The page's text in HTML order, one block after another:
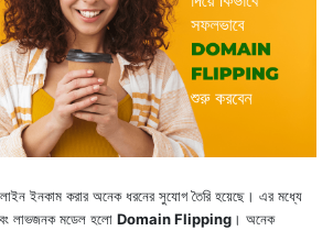
ইনকাম করার অনেক ধরনের সুযোগ তৈরি হয়েছে। এর মধ্যে
লাভজনক মডেল হলো Domain Flipping । অনেক